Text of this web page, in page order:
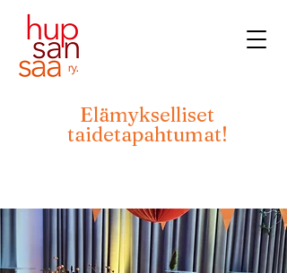
Elämykselliset
taidetapahtumat!